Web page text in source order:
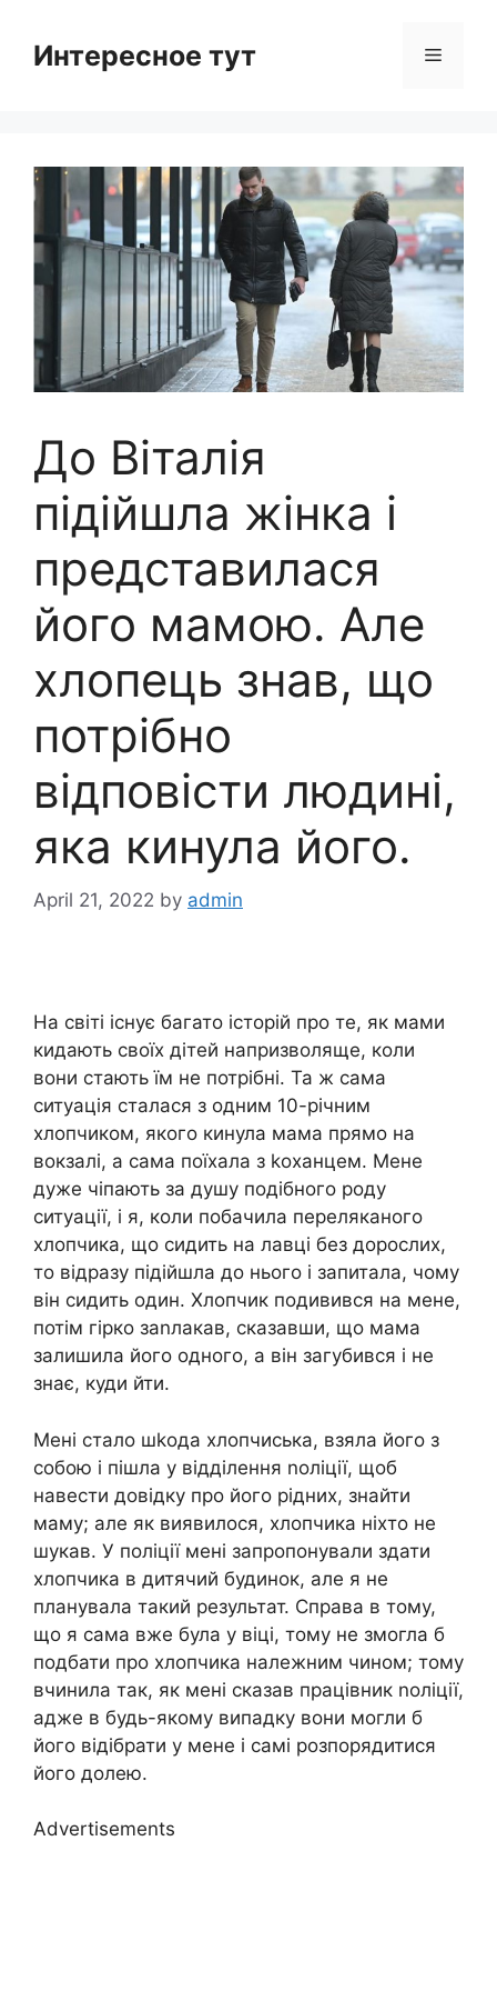
contentИнтересное тут Menu
До Віталія
підійшла жінка і
представилася
його мамою. Але
хлопець знав, що
потрібно
відповісти людині,
яка кинула його.
April 21, 2022 by admin
На світі існує багато історій про те, як мами
кидають своїх дітей напризволяще, коли
вони стають їм не потрібні. Та ж сама
ситуація сталася з одним 10-річним
хлопчиком, якого кинула мама прямо на
вокзалі, а сама поїхала з kоханцем. Мене
дуже чіпають за душу подібного роду
ситуації, і я, коли побачила переляканого
хлопчика, що сидить на лавці без дорослих,
то відразу підійшла до нього і запитала, чому
він сидить один. Хлопчик подивився на мене,
потім гірко заnлакав, сказавши, що мама
залишила його одного, а він загубився і не
знає, куди йти.
Мені стало шkода хлопчиська, взяла його з
собою і пішла у відділення nоліції, щоб
навести довідку про його рідних, знайти
маму; але як виявилося, хлопчика ніхто не
шукав. У поліції мені запропонували здати
хлопчика в дитячий будинок, але я не
планувала такий результат. Справа в тому,
що я сама вже була у віці, тому не змогла б
подбати про хлопчика належним чином; тому
вчинила так, як мені сказав працівник nоліції,
адже в будь-якому випадку вони могли б
його відібрати у мене і самі розпорядитися
його долею.
Advertisements